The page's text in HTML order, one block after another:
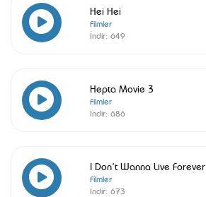
Hei Hei
Filmler
İndir: 649
Hepta Movie 3
Filmler
İndir: 686
I Don’t Wanna Live Forever
Filmler
İndir: 673